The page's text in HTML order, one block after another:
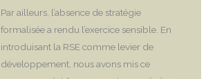
Par ailleurs, l’absence de stratégie
formalisée a rendu l’exercice sensible. En
introduisant la RSE comme levier de
développement, nous avons mis ce